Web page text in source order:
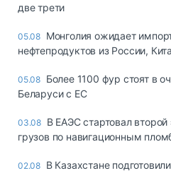
две трети
05.08 Монголия ожидает
нефтепродуктов из России,
05.08 Более 1100 фур стоят в
Беларуси с ЕС
03.08 В ЕАЭС стартовал второй
грузов по навигационным
02.08 В Казахстане